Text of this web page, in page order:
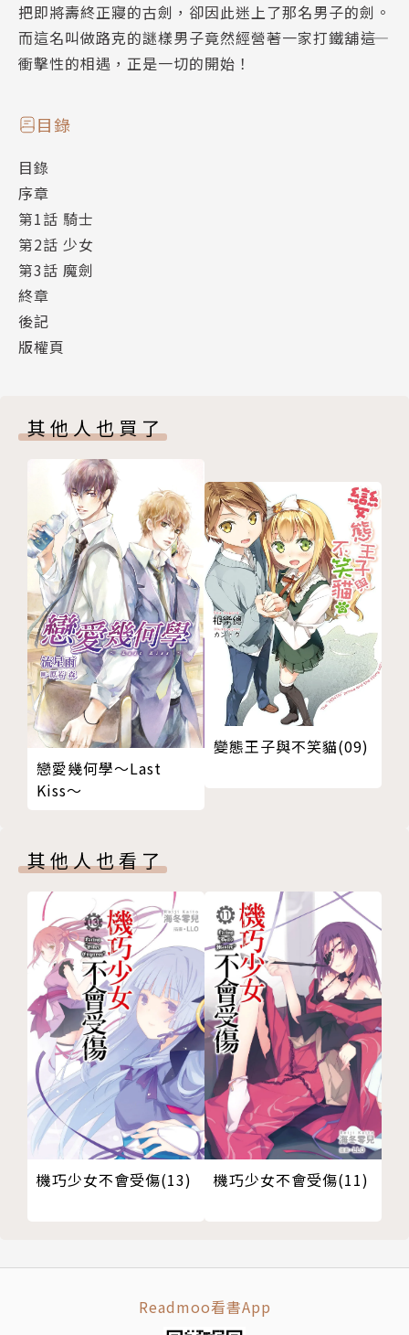
把即將壽終正寢的古劍，卻因此迷上了那名男子的劍。
而這名叫做路克的謎樣男子竟然經營著一家打鐵舖――這
衝擊性的相遇，正是一切的開始！
目錄
目錄
序章
第1話 騎士
第2話 少女
第3話 魔劍
終章
後記
版權頁
其他人也買了
戀愛幾何學～Last
Kiss～
變態王子與不笑貓(09)
其他人也看了
機巧少女不會受傷(13) 機巧少女不會受傷(11)
Readmoo看書App